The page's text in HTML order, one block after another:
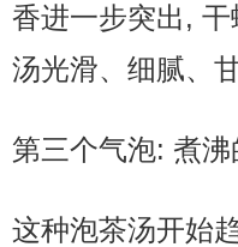
香进一步突出,
汤光滑、细腻、
第三个气泡: 煮
这种泡茶汤开始